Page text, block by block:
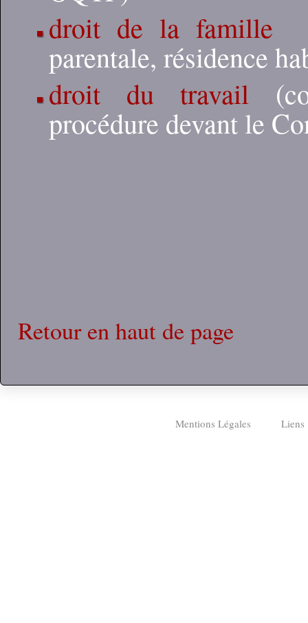
droit de la famille
parentale, résidence
droit du travail
procédure devant le
Retour en haut de page
Mentions Légales Liens